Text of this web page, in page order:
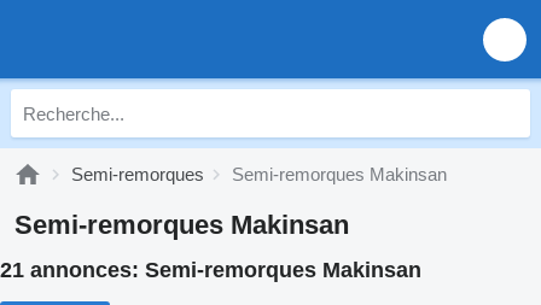
Semi-remorques Semi-remorques Makinsan
Semi-remorques Makinsan
21 annonces: Semi-remorques Makinsan